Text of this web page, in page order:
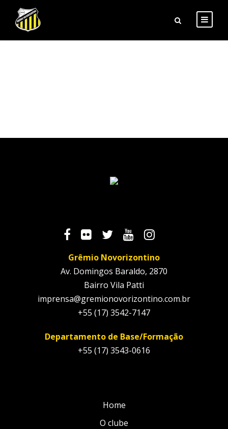
Grêmio Novorizontino
Av. Domingos Baraldo, 2870
Bairro Vila Patti
imprensa@gremionovorizontino.com.br
+55 (17) 3542-7147
Departamento de Base/Formação
+55 (17) 3543-0616
Home
O clube